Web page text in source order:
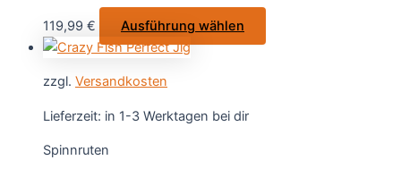
auf
119,99 € Ausführung wählen
Produkt
zzgl. Versandkosten
Lieferzeit: in 1-3 Werktagen bei dir
Spinnruten